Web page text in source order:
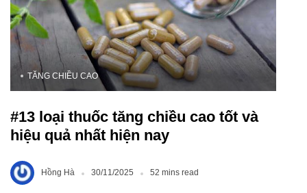
TĂNG CHIỀU CAO
#13 loại thuốc tăng chiều cao tốt và
hiệu quả nhất hiện nay
Hồng Hà 30/11/2025 52 mins read